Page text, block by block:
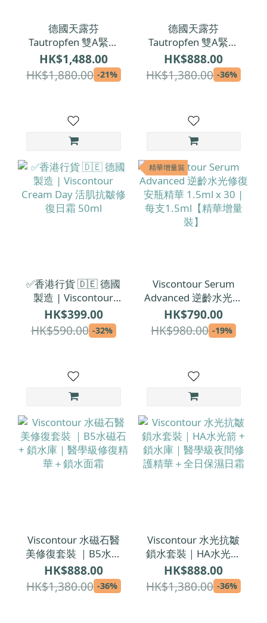
德國天露芬
Tautropfen 雙A緊緻
抗皺超模精華油 35ml
HK$1,488.00
HK$1,880.00 -21%
德國天露芬
Tautropfen 雙A緊緻
抗皺超模精華油 15ml
HK$888.00
HK$1,380.00 -36%
✅香港行貨 🇩🇪 德國
製造 | Viscontour
Cream Day 活肌抗皺
修復日霜 50ml
HK$399.00
HK$590.00 -32%
精華增量裝
Viscontour Serum
Advanced 逆齡水光修
復安瓶精華 1.5ml x
30 | 每支1.5ml【精
華增量裝】
HK$790.00
HK$980.00 -19%
Viscontour 水磁石醫
美修復套裝 ｜B5水磁
石 + 鎖水庫｜醫學級
修復精華＋鎖水面霜
HK$888.00
HK$1,380.00 -36%
Viscontour 水光抗皺
鎖水套裝｜HA水光箭
+ 鎖水庫｜醫學級夜
間修護精華＋全日保
濕日霜
HK$888.00
HK$1,380.00 -36%